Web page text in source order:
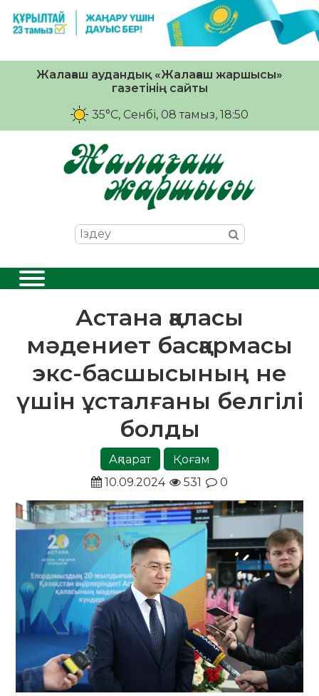
Жалағаш аудандық «Жалағаш жаршысы»
газетінің сайты
35°C, Сенбі, 08 тамыз, 18:50
Астана қаласы
мәдениет басқармасы
экс-басшысының не
үшін ұсталғаны белгілі
болды
Ақпарат
Қоғам
10.09.2024
531 0